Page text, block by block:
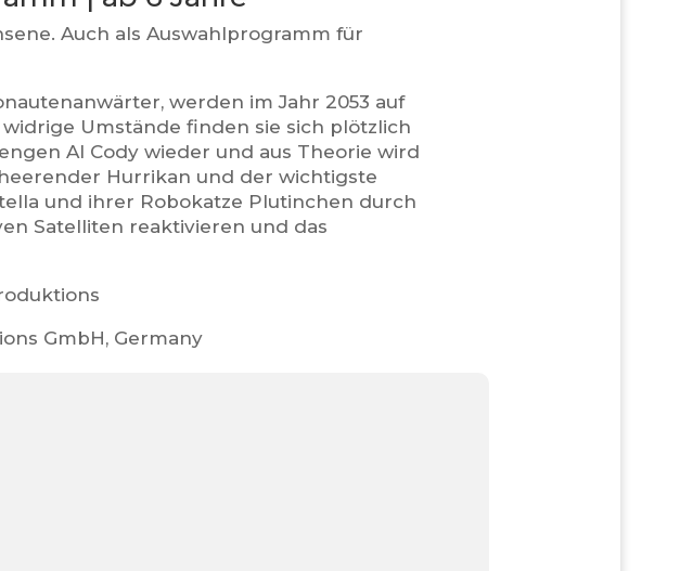
Auch als Auswahlprogramm für
werden im Jahr 2053 auf
Umstände finden sie sich plötzlich
AI Cody wieder und aus Theorie wird
Hurrikan und der wichtigste
und ihrer Robokatze Plutinchen durch
Satelliten reaktivieren und das
GmbH, Germany